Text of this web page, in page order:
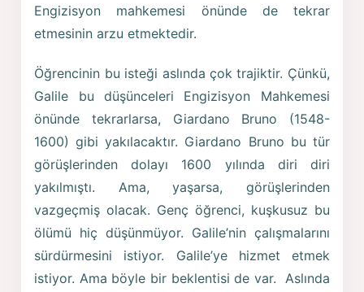
Engizisyon mahkemesi önünde de tekrar
etmesinin arzu etmektedir.
Öğrencinin bu isteği aslında çok trajiktir. Çünkü,
Galile bu düşünceleri Engizisyon Mahkemesi
önünde tekrarlarsa, Giardano Bruno (1548-
1600) gibi yakılacaktır. Giardano Bruno bu tür
görüşlerinden dolayı 1600 yılında diri diri
yakılmıştı. Ama, yaşarsa, görüşlerinden
vazgeçmiş olacak. Genç öğrenci, kuşkusuz bu
ölümü hiç düşünmüyor. Galile’nin çalışmalarını
sürdürmesini istiyor. Galile’ye hizmet etmek
istiyor. Ama böyle bir beklentisi de var. Aslında